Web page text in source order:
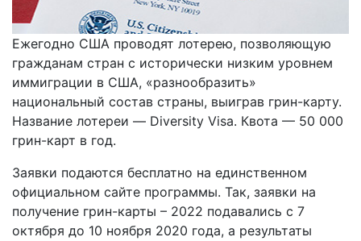
Ежегодно США проводят лотерею, позволяющую
гражданам стран с исторически низким уровнем
иммиграции в США, «разнообразить»
национальный состав страны, выиграв грин-карту.
Название лотереи — Diversity Visa. Квота — 50 000
грин-карт в год.
Заявки подаются бесплатно на единственном
официальном сайте программы. Так, заявки на
получение грин-карты – 2022 подавались с 7
октября до 10 ноября 2020 года, а результаты